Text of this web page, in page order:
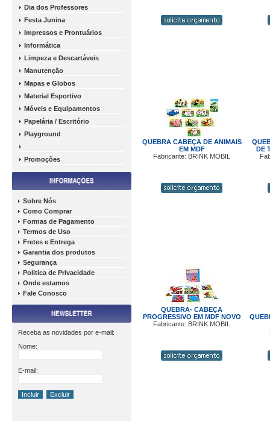
Dia dos Professores
Festa Junina
Impressos e Prontuários
Informática
Limpeza e Descartáveis
Manutenção
Mapas e Globos
Material Esportivo
Móveis e Equipamentos
Papelária / Escritório
Playground
Promoções
Sobre Nós
Como Comprar
Formas de Pagamento
Termos de Uso
Fretes e Entrega
Garantia dos produtos
Segurança
Politica de Privacidade
Onde estamos
Fale Conosco
Receba as novidades por e-mail:
Nome:
E-mail:
QUEBRA CABEÇA DE ANIMAIS
EM MDF
Fabricante: BRINK MOBIL
DE
QUEBRA- CABEÇA
PROGRESSIVO EM MDF NOVO
Fabricante: BRINK MOBIL